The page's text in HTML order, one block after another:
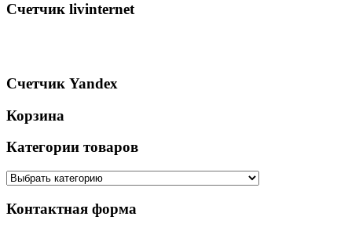
Счетчик livinternet
Счетчик Yandex
Корзина
Категории товаров
Контактная форма